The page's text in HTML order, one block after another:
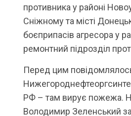
противника у районі
Сніжному та місті
боєприпасів агресора у
ремонтний підрозділ
Перед цим
РФ – там вирує пожежа.
Володимир Зеленський